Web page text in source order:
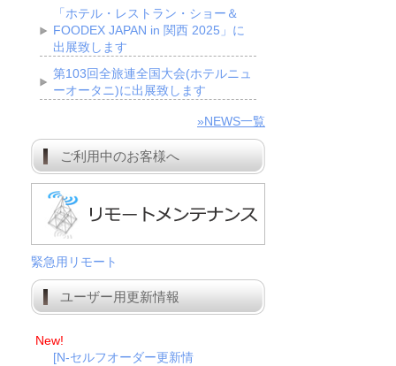
「ホテル・レストラン・ショー＆
FOODEX JAPAN in 関西 2025」に
出展致します
第103回全旅連全国大会(ホテルニュ
ーオータニ)に出展致します
»NEWS一覧
ご利用中のお客様へ
緊急用リモート
ユーザー用更新情報
New!
[N-セルフオーダー更新情